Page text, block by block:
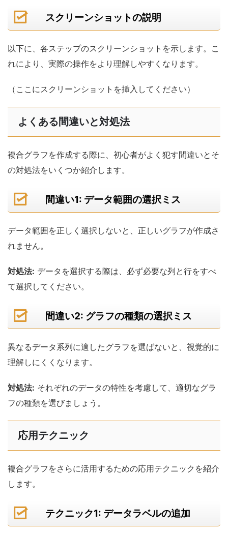
スクリーンショットの説明
以下に、各ステップのスクリーンショットを示します。こ
れにより、実際の操作をより理解しやすくなります。
（ここにスクリーンショットを挿入してください）
よくある間違いと対処法
複合グラフを作成する際に、初心者がよく犯す間違いとそ
の対処法をいくつか紹介します。
間違い1: データ範囲の選択ミス
データ範囲を正しく選択しないと、正しいグラフが作成さ
れません。
対処法: データを選択する際は、必ず必要な列と行をすべ
て選択してください。
間違い2: グラフの種類の選択ミス
異なるデータ系列に適したグラフを選ばないと、視覚的に
理解しにくくなります。
対処法: それぞれのデータの特性を考慮して、適切なグラ
フの種類を選びましょう。
応用テクニック
複合グラフをさらに活用するための応用テクニックを紹介
します。
テクニック1: データラベルの追加